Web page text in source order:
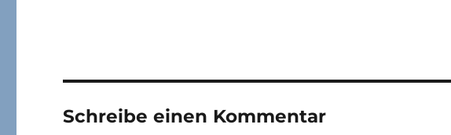
Schreibe einen Kommentar